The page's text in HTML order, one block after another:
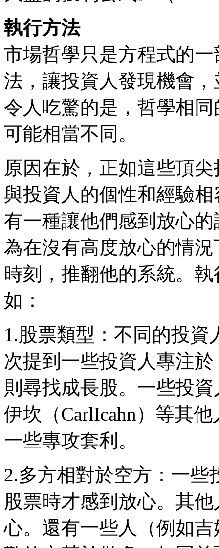
執行方法
市場哲學只是方程式的
法，讓投資人發現機會
令人吃驚的是，哲學相
可能相當不同。
原因在於，正如這些頂
與投資人的個性和經驗
有一種讓他們感到放心
為在沒有高度放心的情
時刻，推翻他的系統。
如：
1.股票類型：不同的投
次提到一些投資人專注
則尋找成長股。一些投
伊坎（CarlIcahn）等其
一些專攻套利。
2.多方相對於空方：一
股票時才感到放心。其
心。還有一些人（例如吉